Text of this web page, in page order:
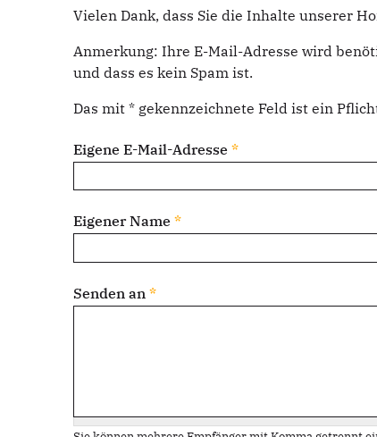
Vielen Dank, dass Sie die Inhalte unserer
Anmerkung: Ihre E-Mail-Adresse wird
und dass es kein Spam ist.
Das mit * gekennzeichnete Feld ist ein
Eigene E-Mail-Adresse *
Eigener Name *
Senden an *